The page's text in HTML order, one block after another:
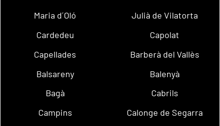
Maria d´Oló
Julià de Vilatorta
Cardedeu
Capolat
Capellades
Barberà del Vallès
Balsareny
Balenyà
Bagà
Cabrils
Campins
Calonge de Segarra